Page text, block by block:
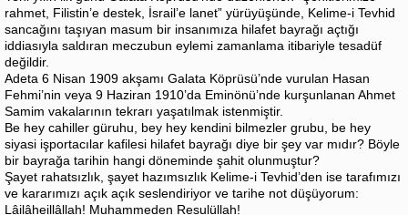
rahmet, Filistin’e destek, İsrail’e lanet” yürüyüşünde, Kelime-i Tevhid
sancağını taşıyan masum bir insanımıza hilafet bayrağı açtığı
iddiasıyla saldıran meczubun eylemi zamanlama itibariyle tesadüf
değildir.
Adeta 6 Nisan 1909 akşamı Galata Köprüsü’nde vurulan Hasan
Fehmi’nin veya 9 Haziran 1910’da Eminönü’nde kurşunlanan Ahmet
Samim vakalarının tekrarı yaşatılmak istenmiştir.
Be hey cahiller güruhu, bey hey kendini bilmezler grubu, be hey
siyasi işportacılar kafilesi hilafet bayrağı diye bir şey var mıdır? Böyle
bir bayrağa tarihin hangi döneminde şahit olunmuştur?
Şayet rahatsızlık, şayet hazımsızlık Kelime-i Tevhid’den ise tarafımızı
ve kararımızı açık açık seslendiriyor ve tarihe not düşüyorum:
Lâilâheillâllah! Muhammeden Resulüllah!